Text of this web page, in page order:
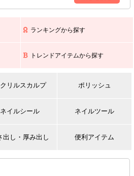
わせは8/17(月)以降の対応となりますので
けに遅延が生じております｡
ランキングから探す
トレンドアイテムから探す
リルスカルプ ポリッシュ
ネイルシール ネイルツール
出し・厚み出し 便利アイテム